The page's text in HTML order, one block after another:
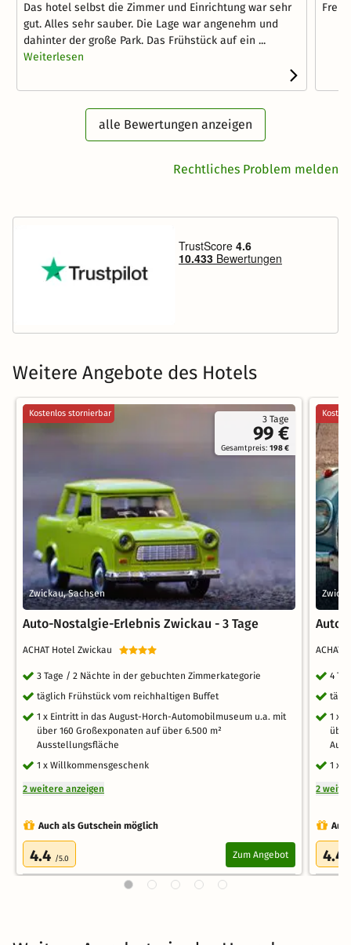
Das hotel selbst die Zimmer und Einrichtung war sehr
gut. Alles sehr sauber. Die Lage war angenehm und
dahinter der große Park. Das Frühstück auf ein ...
Weiterlesen
alle Bewertungen anzeigen
Rechtliches Problem melden
Weitere Angebote des Hotels
3 Tage
99 €
Gesamtpreis:198 €
Kostenlos stornierbar
Zwickau, Sachsen
Auto-Nostalgie-Erlebnis Zwickau - 3 Tage
ACHAT Hotel Zwickau
3 Tage / 2 Nächte in der gebuchten Zimmerkategorie
täglich Frühstück vom reichhaltigen Buffet
1 x Eintritt in das August-Horch-Automobilmuseum u.a. mit
über 160 Großexponaten auf über 6.500 m²
Ausstellungsfläche
1 x Willkommensgeschenk
2 weitere anzeigen
Auch als Gutschein möglich
4.4 /5.0 Zum Angebot
Auto-
4
1 x
1 x
2
4.4